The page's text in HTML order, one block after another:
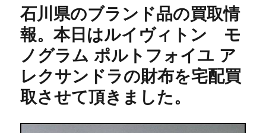
石川県のブランド品の買取情
報。本日はルイヴィトン モ
ノグラム ポルトフォイユ ア
レクサンドラの財布を宅配買
取させて頂きました。